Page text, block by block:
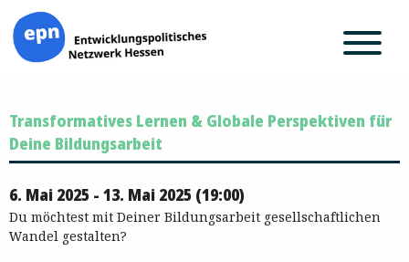
Inhalt
springen
Transformatives Lernen & Globale Perspektiven für
Deine Bildungsarbeit
6. Mai 2025 - 13. Mai 2025 (19:00)
Du möchtest mit Deiner Bildungsarbeit gesellschaftlichen
Wandel gestalten?